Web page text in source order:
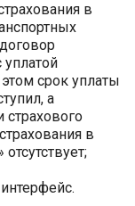
в
срок уплаты
а
страхового
в